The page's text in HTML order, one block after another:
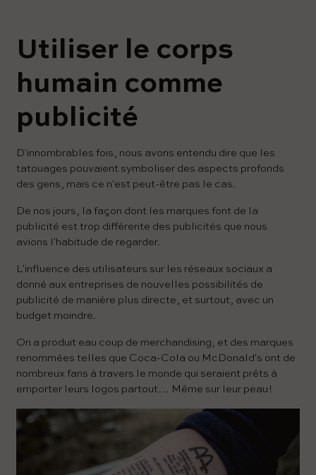
Utiliser le corps
humain comme
publicité
D'innombrables fois, nous avons entendu dire que les
tatouages ​​pouvaient symboliser des aspects profonds
des gens, mais ce n'est peut-être pas le cas.
De nos jours, la façon dont les marques font de la
publicité est trop différente des publicités que nous
avions l'habitude de regarder.
L'influence des utilisateurs sur les réseaux sociaux a
donné aux entreprises de nouvelles possibilités de
publicité de manière plus directe, et surtout, avec un
budget moindre.
On a produit eau coup de merchandising, et des marques
renommées telles que Coca-Cola ou McDonald's ont de
nombreux fans à travers le monde qui seraient prêts à
emporter leurs logos partout… Même sur leur peau !